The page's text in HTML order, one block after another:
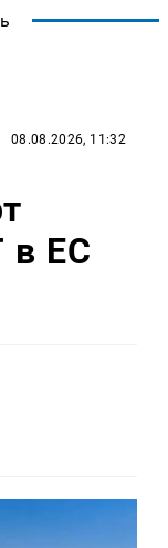
08.08.2026, 11:32
в ЕС